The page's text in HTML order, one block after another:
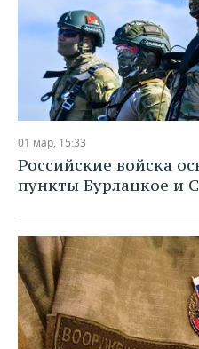
01 мар, 15:33
Российские войска
пункты Бурлацкое и